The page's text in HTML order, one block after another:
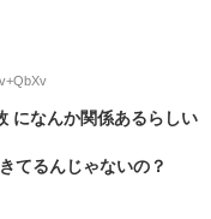
になんか関係あるらしい
てるんじゃないの？